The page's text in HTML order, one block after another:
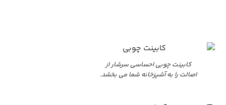
کابینت چوبی احساسی سرشار از
اصالت را به آشپزخانه شما می بخشد.